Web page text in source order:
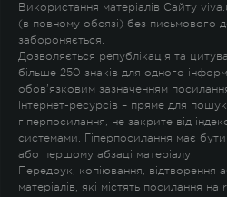
Використання матеріалів Сайту
(в повному обсязі) без письмового
забороняється.
Дозволяється републікація та
більше 250 знаків для одного
обов'язковим зазначенням
Інтернет-ресурсів – пряме для
гіперпосилання, не закрите від
системами. Гіперпосилання має
або першому абзаці матеріалу.
Передрук, копіювання, відтворення
матеріалів, які містять посилання